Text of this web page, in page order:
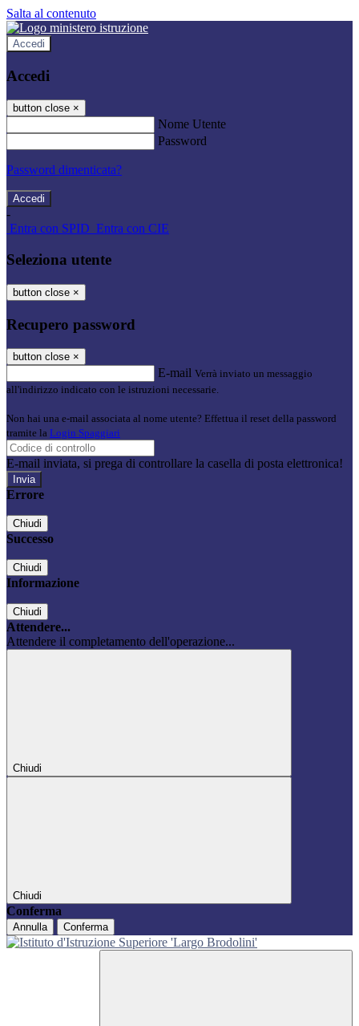
Salta al contenuto
Accedi
Accedi
button close ×
Nome Utente
Password
Password dimenticata?
-
Entra con SPID Entra con CIE
Seleziona utente
button close ×
Recupero password
button close ×
E-mail Verrà inviato un messaggio
all'indirizzo indicato con le istruzioni necessarie.
Non hai una e-mail associata al nome utente? Effettua il reset della password
tramite la Login Spaggiari
E-mail inviata, si prega di controllare la casella di posta elettronica!
Errore
Chiudi
Successo
Chiudi
Informazione
Chiudi
Attendere...
Attendere il completamento dell'operazione...
Chiudi
Chiudi
Conferma
Annulla Conferma